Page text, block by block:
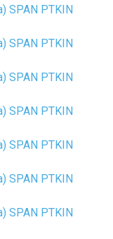
SPAN PTKIN
SPAN PTKIN
SPAN PTKIN
SPAN PTKIN
SPAN PTKIN
SPAN PTKIN
SPAN PTKIN